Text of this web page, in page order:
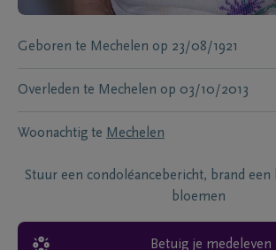
Geboren te Mechelen op 23/08/1921
Overleden te Mechelen op 03/10/2013
Woonachtig te Mechelen
Stuur een condoléancebericht, brand een
bloemen
Betuig je medeleven